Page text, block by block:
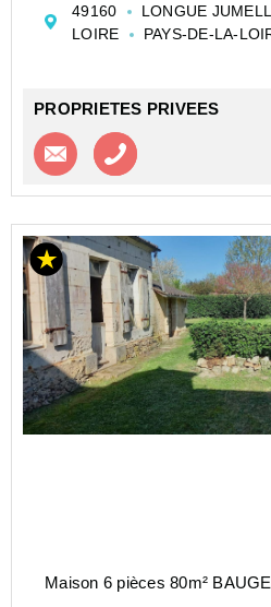
de sanitaire ni de chauffage.
Le jardin de 193 ...
49160 LONGUE
LOIRE
PAYS-DE-LA-
PROPRIETES PRIVEES
Contacter l'agence
Maison 6 pièces 80m²